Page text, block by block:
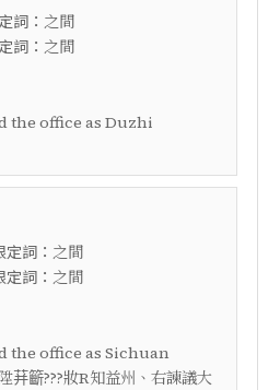
詞： 之間
詞： 之間
the office as Duzhi
詞： 之間
詞： 之間
the office as Sichuan
籪???妝R知益州、右諫議大